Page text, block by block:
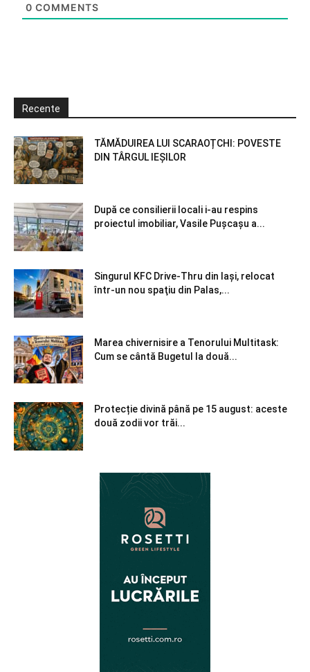
0 COMMENTS
Recente
TĂMĂDUIREA LUI SCARAOȚCHI: POVESTE
DIN TÂRGUL IEȘILOR
După ce consilierii locali i-au respins
proiectul imobiliar, Vasile Pușcașu a...
Singurul KFC Drive-Thru din Iași, relocat
într-un nou spaţiu din Palas,...
Marea chivernisire a Tenorului Multitask:
Cum se cântă Bugetul la două...
Protecție divină până pe 15 august: aceste
două zodii vor trăi...